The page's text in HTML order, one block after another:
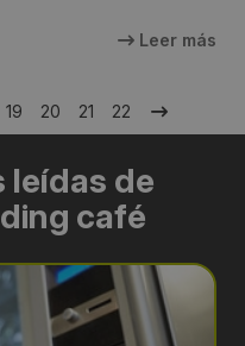
Leer más
19 20 21 22
leídas de
café